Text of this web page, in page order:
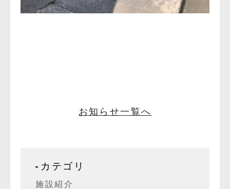
お知らせ一覧へ
カテゴリ
施設紹介